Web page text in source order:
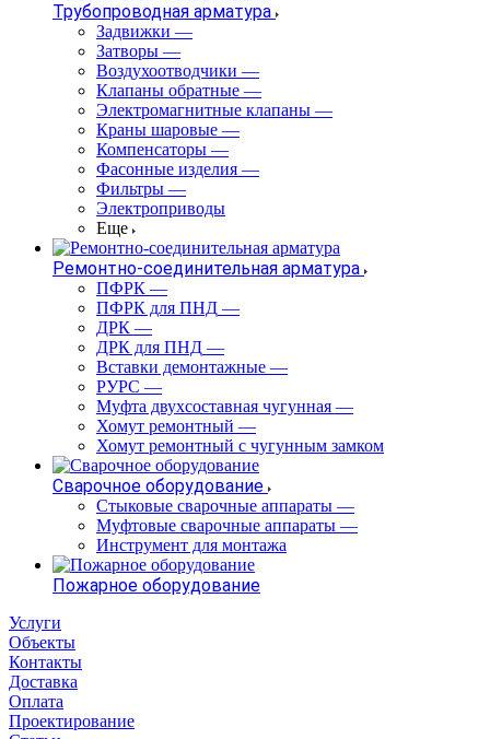
Трубопроводная арматура
Задвижки —
Затворы —
Воздухоотводчики —
Клапаны обратные —
Электромагнитные клапаны —
Краны шаровые —
Компенсаторы —
Фасонные изделия —
Фильтры —
Электроприводы
Еще
Ремонтно-соединительная арматура
ПФРК —
ПФРК для ПНД —
ДРК —
ДРК для ПНД —
Вставки демонтажные —
РУРС —
Муфта двухсоставная чугунная —
Хомут ремонтный —
Хомут ремонтный с чугунным замком
Сварочное оборудование
Стыковые сварочные аппараты —
Муфтовые сварочные аппараты —
Инструмент для монтажа
Пожарное оборудование
Услуги
Объекты
Контакты
Доставка
Оплата
Проектирование